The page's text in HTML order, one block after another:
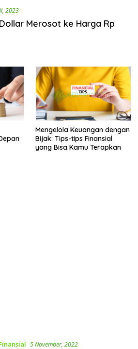
2023
Merosot ke Harga Rp
Mengelola Keuangan dengan
Bijak: Tips-tips Finansial
yang Bisa Kamu Terapkan
5 November, 2022